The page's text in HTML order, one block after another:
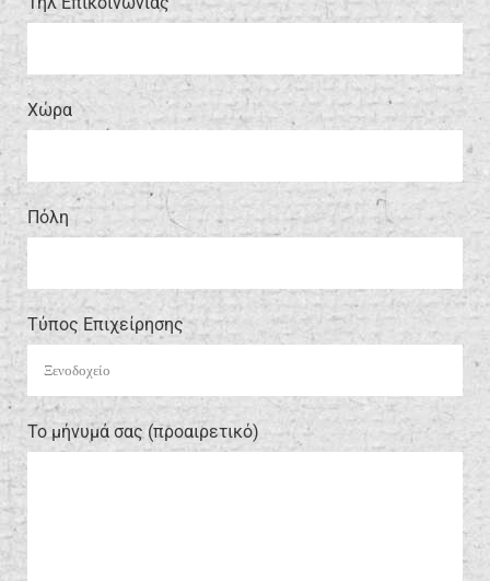
Xώρα
Πόλη
Τύπος Επιχείρησης
Το μήνυμά σας (προαιρετικό)